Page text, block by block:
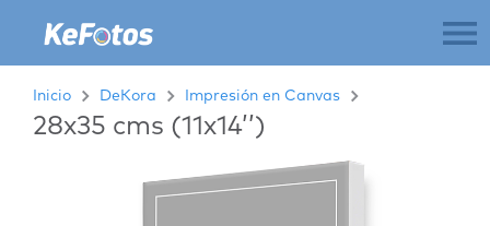
Inicio DeKora Impresión en Canvas
28x35 cms (11x14’’)